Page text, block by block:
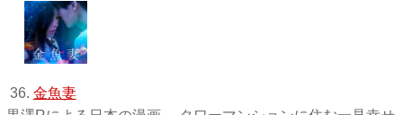
36. 金魚妻